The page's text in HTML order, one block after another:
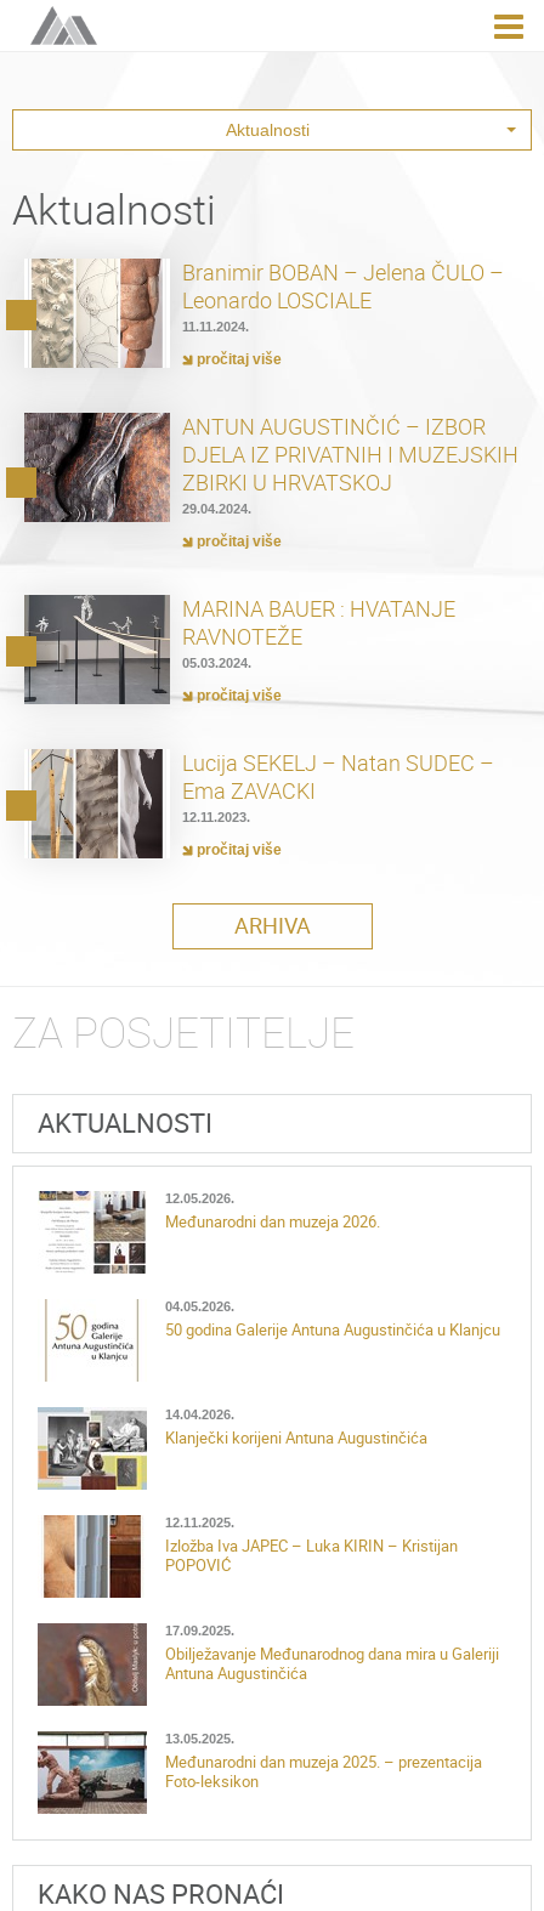
Aktualnosti
Aktualnosti
Branimir BOBAN – Jelena ČULO –
Leonardo LOSCIALE
11.11.2024.
pročitaj više
ANTUN AUGUSTINČIĆ – IZBOR
DJELA IZ PRIVATNIH I MUZEJSKIH
ZBIRKI U HRVATSKOJ
29.04.2024.
pročitaj više
MARINA BAUER : HVATANJE
RAVNOTEŽE
05.03.2024.
pročitaj više
Lucija SEKELJ – Natan SUDEC –
Ema ZAVACKI
12.11.2023.
pročitaj više
ARHIVA
ZA POSJETITELJE
AKTUALNOSTI
12.05.2026.
Međunarodni dan muzeja 2026.
04.05.2026.
50 godina Galerije Antuna Augustinčića u Klanjcu
14.04.2026.
Klanječki korijeni Antuna Augustinčića
12.11.2025.
Izložba Iva JAPEC – Luka KIRIN – Kristijan
POPOVIĆ
17.09.2025.
Obilježavanje Međunarodnog dana mira u Galeriji
Antuna Augustinčića
13.05.2025.
Međunarodni dan muzeja 2025. – prezentacija
Foto-leksikon
KAKO NAS PRONAĆI